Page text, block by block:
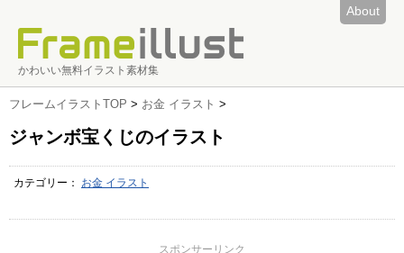
About
かわいい無料イラスト素材集
フレームイラストTOP > お金 イラスト >
ジャンボ宝くじのイラスト
カテゴリー： お金 イラスト
スポンサーリンク